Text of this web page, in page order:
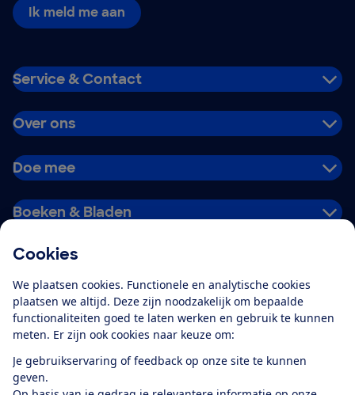
Cookies
We plaatsen cookies. Functionele en analytische cookies
plaatsen we altijd. Deze zijn noodzakelijk om bepaalde
functionaliteiten goed te laten werken en gebruik te kunnen
meten. Er zijn ook cookies naar keuze om:
Je gebruikservaring of feedback op onze site te kunnen
geven.
Ik meld me aan
Service & Contact
Over ons
Doe mee
Boeken & Bladen
Alles over de
app